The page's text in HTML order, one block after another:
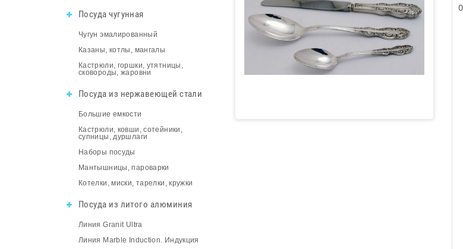
Посуда чугунная
Чугун эмалированный
Казаны, котлы, мангалы
Кастрюли, горшки, утятницы,
сковороды, жаровни
Посуда из нержавеющей стали
Большие емкости
Кастрюли, ковши, сотейники,
супницы, дуршлаги
Наборы посуды
Мантышницы, пароварки
Котелки, миски, тарелки, кружки
Посуда из литого алюминия
Линия Granit Ultra
Линия Marble Induction. Индукция